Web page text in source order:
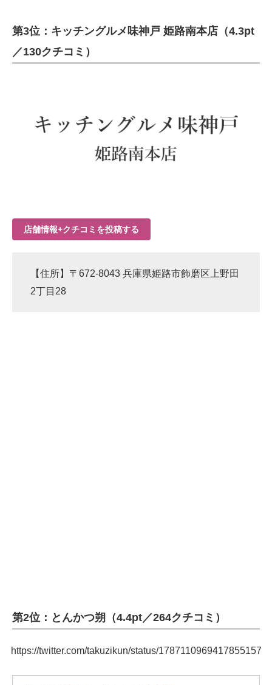
第3位：キッチングルメ味神戸 姫路南本店（4.3pt
／130クチコミ）
店舗情報+クチコミを投稿する
【住所】〒672-8043 兵庫県姫路市飾磨区上野田
2丁目28
第2位：とんかつ朔（4.4pt／264クチコミ）
https://twitter.com/takuzikun/status/1787110969417855157